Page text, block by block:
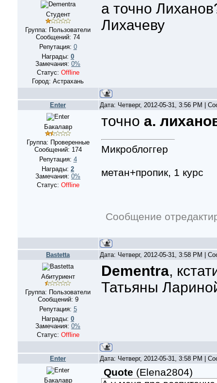
Студент
Группа: Пользователи
Сообщений: 74
Репутация: 0
Награды: 0
Замечания: 0%
Статус: Offline
Город: Астрахань
а точно
Лихачеву
Enter Дата: Четверг, 2012-05-31, 3:56 PM |
Бакалавр
Группа: Проверенные
Сообщений: 174
Репутация: 4
Награды: 2
Замечания: 0%
Статус: Offline
точно а.
Микроблоггер
метан+пропик, 1 курс
Сообщение
Bastetta Дата: Четверг, 2012-05-31, 3:58 PM |
Абитуриент
Группа: Пользователи
Сообщений: 9
Репутация: 5
Награды: 0
Замечания: 0%
Статус: Offline
Dementra,
Татьяны
Enter Дата: Четверг, 2012-05-31, 3:58 PM |
Бакалавр
Quote (Elena2804)